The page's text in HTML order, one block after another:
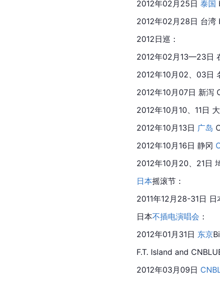
2012年02月25日 泰国
2012年02月28日 台湾
2012日巡：
2012年02月13—23日
2012年10月02、03日
2012年10月07日 新泻
2012年10月10、11日
2012年10月13日 广岛
2012年10月16日 静冈
2012年10月20、21日
日本摇滚节：
2011年12月28-31日 日
日本不插电演唱会 ：
2012年01月31日 东京
F.T. Island and
2012年03月09日